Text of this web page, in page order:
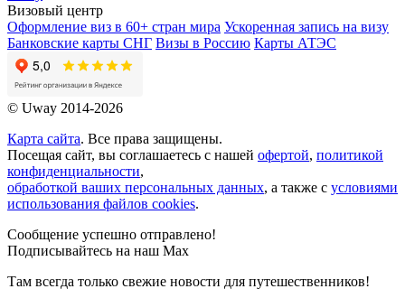
Визовый центр
Оформление виз в 60+ стран мира Ускоренная запись на визу
Банковские карты СНГ Визы в Россию Карты АТЭС
© Uway 2014-2026
Карта сайта. Все права защищены.
Посещая сайт, вы соглашаетесь с нашей офертой, политикой
конфиденциальности,
обработкой ваших персональных данных, а также с условиями
использования файлов cookies.
Сообщение успешно отправлено!
Подписывайтесь на наш Max
Там всегда только свежие новости для путешественников!